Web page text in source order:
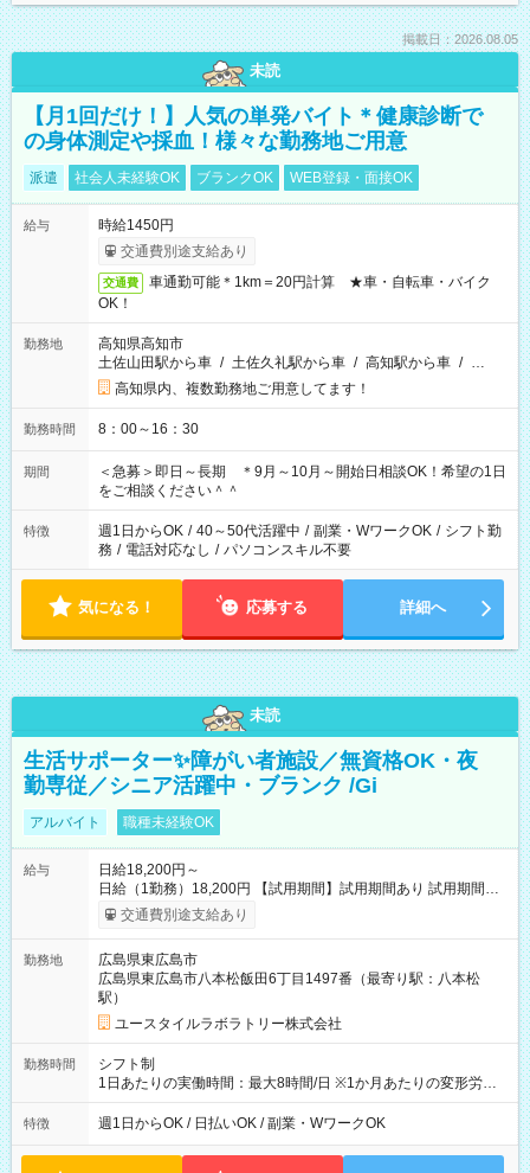
掲載日：2026.08.05
未読
【月1回だけ！】人気の単発バイト＊健康診断で
の身体測定や採血！様々な勤務地ご用意
派遣 社会人未経験OK ブランクOK WEB登録・面接OK
給与
時給1450円
交通費別途支給あり
交通費
車通勤可能＊1km＝20円計算 ★車・自転車・バイク
OK！
勤務地
高知県高知市
土佐山田駅から車 / 土佐久礼駅から車 / 高知駅から車 / …
高知県内、複数勤務地ご用意してます！
勤務時間 8：00～16：30
期間
＜急募＞即日～長期 ＊9月～10月～開始日相談OK！希望の1日
をご相談ください＾＾
特徴 週1日からOK / 40～50代活躍中 / 副業・WワークOK / シフト勤
務 / 電話対応なし / パソコンスキル不要
気になる！ 応募する 詳細へ
未読
生活サポーター✨障がい者施設／無資格OK・夜
勤専従／シニア活躍中・ブランク /Gi
アルバイト 職種未経験OK
給与
日給18,200円～
日給（1勤務）18,200円 【試用期間】試用期間あり 試用期間の
長さ：3ヶ月 雇用形態、給与は本採用時と同じです。
交通費別途支給あり
勤務地
広島県東広島市
広島県東広島市八本松飯田6丁目1497番（最寄り駅：八本松
駅）
ユースタイルラボラトリー株式会社
勤務時間
シフト制
1日あたりの実働時間：最大8時間/日 ※1か月あたりの変形労働
制（週平均40時間以内） 夜勤：17:00-翌09:00（休憩2時間）
特徴 週1日からOK / 日払いOK / 副業・WワークOK